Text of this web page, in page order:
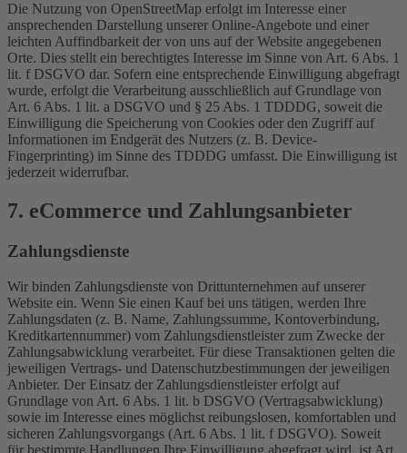
Die Nutzung von OpenStreetMap erfolgt im Interesse einer
ansprechenden Darstellung unserer Online-Angebote und einer
leichten Auffindbarkeit der von uns auf der Website angegebenen
Orte. Dies stellt ein berechtigtes Interesse im Sinne von Art. 6 Abs. 1
lit. f DSGVO dar. Sofern eine entsprechende Einwilligung abgefragt
wurde, erfolgt die Verarbeitung ausschließlich auf Grundlage von
Art. 6 Abs. 1 lit. a DSGVO und § 25 Abs. 1 TDDDG, soweit die
Einwilligung die Speicherung von Cookies oder den Zugriff auf
Informationen im Endgerät des Nutzers (z. B. Device-
Fingerprinting) im Sinne des TDDDG umfasst. Die Einwilligung ist
jederzeit widerrufbar.
7. eCommerce und Zahlungs­anbieter
Zahlungsdienste
Wir binden Zahlungsdienste von Drittunternehmen auf unserer
Website ein. Wenn Sie einen Kauf bei uns tätigen, werden Ihre
Zahlungsdaten (z. B. Name, Zahlungssumme, Kontoverbindung,
Kreditkartennummer) vom Zahlungsdienstleister zum Zwecke der
Zahlungsabwicklung verarbeitet. Für diese Transaktionen gelten die
jeweiligen Vertrags- und Datenschutzbestimmungen der jeweiligen
Anbieter. Der Einsatz der Zahlungsdienstleister erfolgt auf
Grundlage von Art. 6 Abs. 1 lit. b DSGVO (Vertragsabwicklung)
sowie im Interesse eines möglichst reibungslosen, komfortablen und
sicheren Zahlungsvorgangs (Art. 6 Abs. 1 lit. f DSGVO). Soweit
für bestimmte Handlungen Ihre Einwilligung abgefragt wird, ist Art.